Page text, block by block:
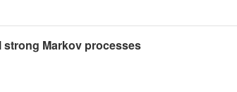
Markov processes